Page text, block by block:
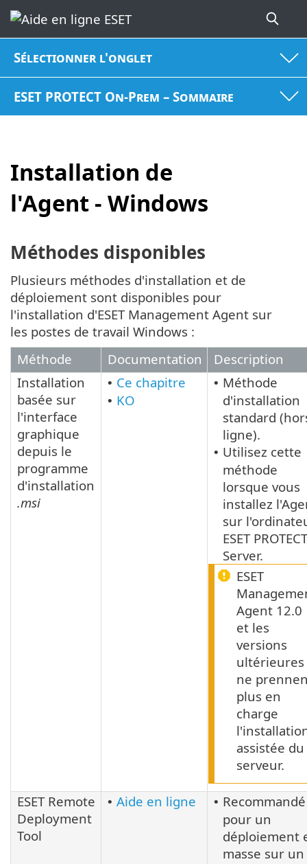
Sélectionner l'onglet
ESET PROTECT On-Prem – Sommaire
Installation de
l'Agent - Windows
Méthodes disponibles
Plusieurs méthodes d'installation et de
déploiement sont disponibles pour
l'installation d'ESET Management Agent sur
les postes de travail Windows :
Méthode
Documentation
Description
Installation
basée sur
l'interface
graphique
depuis le
programme
d'installation
.msi
• Ce chapitre
• KO
• Méthode
d'installation
standard
ligne).
• Utilisez cette
méthode
lorsque vous
installez
sur
ESET PROTECT
Server.
ESET
Agent 12.0
et les
versions
ultérieures
ne
plus en
charge
assistée du
serveur.
ESET Remote
Deployment
Tool
• Aide en ligne • Recommandé
pour un
déploiement
masse sur un